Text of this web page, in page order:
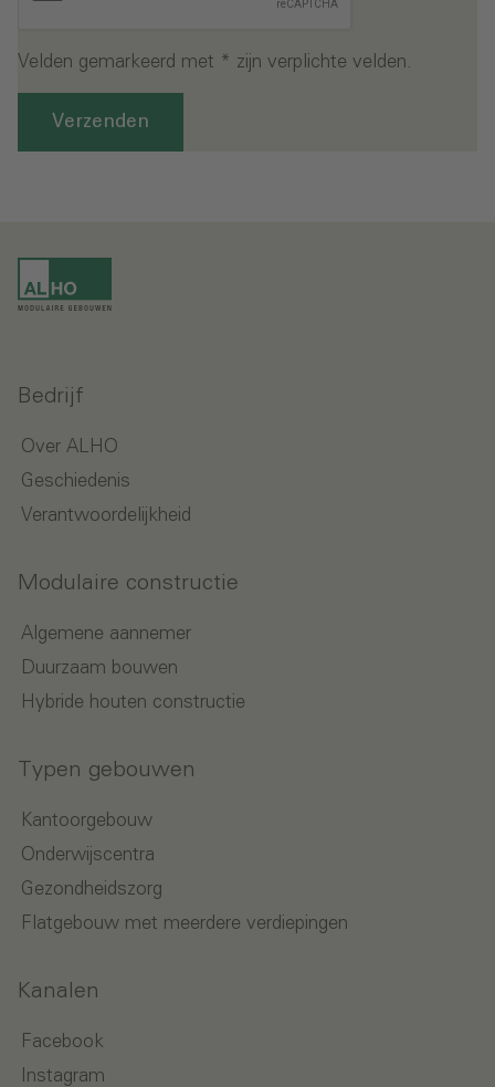
Velden gemarkeerd met * zijn verplichte velden.
Verzenden
Bedrijf
Over ALHO
Geschiedenis
Verantwoordelijkheid
Modulaire constructie
Algemene aannemer
Duurzaam bouwen
Hybride houten constructie
Typen gebouwen
Kantoorgebouw
Onderwijscentra
Gezondheidszorg
Flatgebouw met meerdere verdiepingen
Kanalen
Facebook
Instagram